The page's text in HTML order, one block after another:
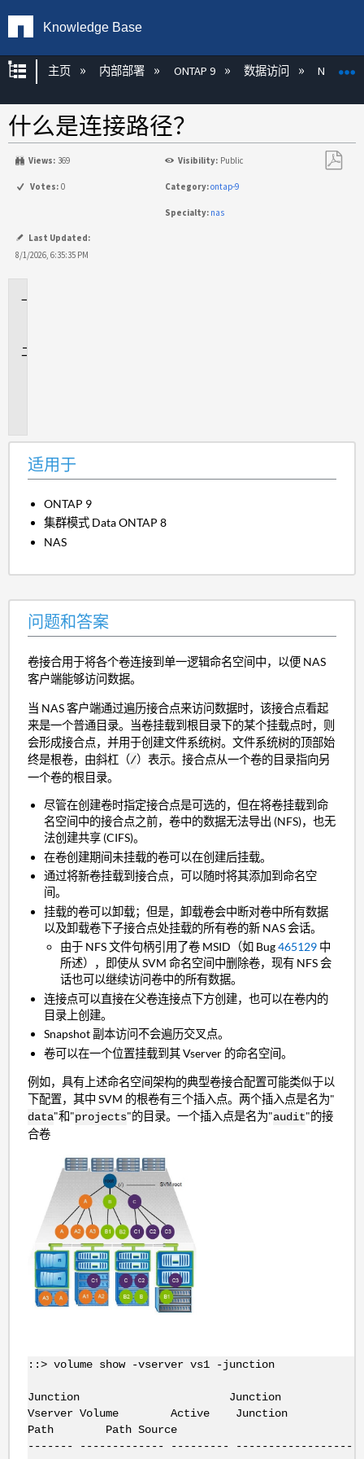
Knowledge Base
扩展/隐缩全局层次
主页 内部部署 ONTAP 9 数据访问 NAS
什么是连接路径？
Views: 369 Visibility: Public
Votes: 0 Category:ontap-9
Specialty: nas
Last Updated:
8/1/2026, 6:35:35 PM
适用于
ONTAP 9
集群模式 Data ONTAP 8
NAS
问题和答案
卷接合用于将各个卷连接到单一逻辑命名空间中，以便 NAS
客户端能够访问数据。
当 NAS 客户端通过遍历接合点来访问数据时，该接合点看起
来是一个普通目录。当卷挂载到根目录下的某个挂载点时，则
会形成接合点，并用于创建文件系统树。文件系统树的顶部始
终是根卷，由斜杠（/）表示。接合点从一个卷的目录指向另
一个卷的根目录。
尽管在创建卷时指定接合点是可选的，但在将卷挂载到命
名空间中的接合点之前，卷中的数据无法导出 (NFS)，也无
法创建共享 (CIFS)。
在卷创建期间未挂载的卷可以在创建后挂载。
通过将新卷挂载到接合点，可以随时将其添加到命名空
间。
挂载的卷可以卸载；但是，卸载卷会中断对卷中所有数据
以及卸载卷下子接合点处挂载的所有卷的新 NAS 会话。
由于 NFS 文件句柄引用了卷 MSID（如 Bug465129 中
所述），即使从 SVM 命名空间中删除卷，现有 NFS 会
话也可以继续访问卷中的所有数据。
连接点可以直接在父卷连接点下方创建，也可以在卷内的
目录上创建。
Snapshot 副本访问不会遍历交叉点。
卷可以在一个位置挂载到其 Vserver 的命名空间。
例如，具有上述命名空间架构的典型卷接合配置可能类似于以
下配置，其中 SVM 的根卷有三个插入点。两个插入点是名为"
data"和"projects"的目录。一个插入点是名为"audit"的接
合卷
::> volume show -vserver vs1 -junction
Junction Junction
Vserver Volume Active Junction
Path Path Source
------- ------------- --------- -------------------